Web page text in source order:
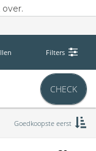
Filters
CHECK
Goedkoopste eerst